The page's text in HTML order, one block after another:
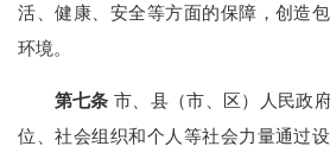
活、健康、安全等方面的保障，创造
环境。
第七条 市、县（市、区）人民政
位、社会组织和个人等社会力量通过